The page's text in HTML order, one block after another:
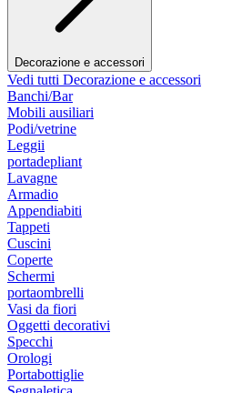
Decorazione e accessori
Vedi tutti Decorazione e accessori
Banchi/Bar
Mobili ausiliari
Podi/vetrine
Leggii
portadepliant
Lavagne
Armadio
Appendiabiti
Tappeti
Cuscini
Coperte
Schermi
portaombrelli
Vasi da fiori
Oggetti decorativi
Specchi
Orologi
Portabottiglie